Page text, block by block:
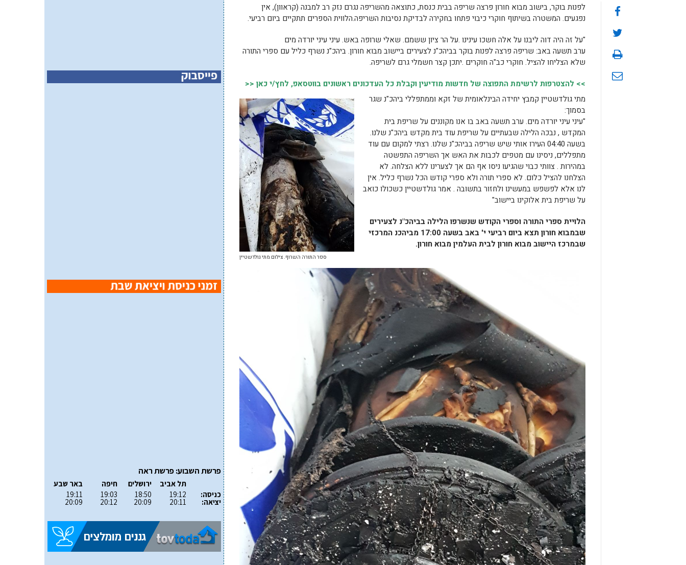
לפנות בוקר, בישוב מבוא חורון פרצה שריפה בבית כנסת, כתוצאה מהשריפה נגרם נזק רב למבנה (קראוון), אין
נפגעים. המשטרה בשיתוף חוקרי כיבוי פתחו בחקירה לבדיקת נסיבות השריפה.הלווית הספרים תתקיים ביום רביעי.
"על זה היה דוה ליבנו על אלה חשכו עינינו .על הר ציון ששמם. שאלי שרופה באש. עיני עיני יורדה מים
ערב תשעה באב: שריפה פרצה לפנות בוקר בביהכ"נ לצעירים ביישוב מבוא חורון. ביהכ"נ נשרף כליל עם ספרי התורה
שלא הצליחו להציל. חוקרי כב"ה חוקרים .יתכן קצר חשמלי גרם לשריפה.
>> להצטרפות לרשימת התפוצה של חדשות מודיעין וקבלת כל העדכונים ראשונים בווטסאפ, לחץ/י כאן <<
ספר התורה השרוף. צילום מתי גולדשטיין
מתי גולדשטיין קמבץ יחידה הבינלאומית של זקא וממתפללי ביהכ"נ שגר
בסמוך:
"עיני עיני יורדה מים. ערב תשעה באב בו אנו מקוננים על שריפת בית
המקדש , נבכה הלילה שבעתיים על שריפת עוד בית מקדש ביהכ"נ שלנו.
בשעה 04:40 העירו אותי שיש שריפה בביהכ"נ שלנו. רצתי למקום עם עוד
מתפללים, ניסינו עם מטפים לכבות את האש אך השריפה התפשטה
במהירות . צוותי כבוי שהגיעו ניסו אף הם אך לצערינו ללא הצלחה. לא
הצלחנו להציל כלום. לא ספרי תורה ולא ספרי קודש הכל נשרף כליל. אין
לנו אלא לפשפש במעשינו ולחזור בתשובה . אמר גולדשטיין כשכולו כואב
על שריפת בית אלוקינו ביישוב"
הלויית ספרי התורה וספרי הקודש שנשרפו הלילה בביהכ"נ לצעירים
שבמבוא חורון תצא ביום רביעי י' באב בשעה 17:00 מביהכנ המרכזי
שבמרכז היישוב מבוא חורון לבית העלמין מבוא חורון.
פרשת השבוע: פרשת ראה
כניסה:
יציאה:
תל אביב
19:12
20:11
ירושלים
18:50
20:09
חיפה
19:03
20:12
באר שבע
19:11
20:09